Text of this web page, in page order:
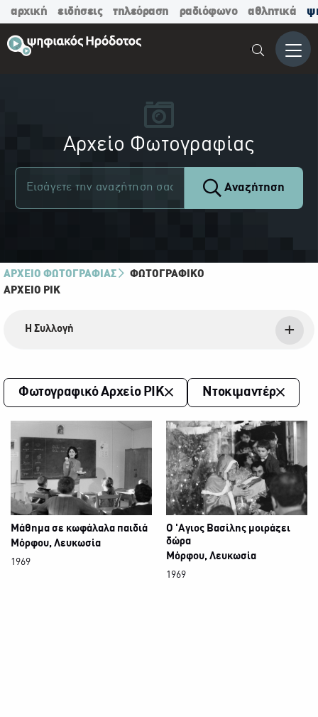
αρχική ειδήσεις τηλεόραση ραδιόφωνο αθλητικά
Μενού
Αρχείο Φωτογραφίας
Αναζήτηση
ΑΡΧΕΙΟ ΦΩΤΟΓΡΑΦΙΑΣ
ΦΩΤΟΓΡΑΦΙΚΌ
ΑΡΧΕΊΟ ΡΙΚ
Η Συλλογή
Φωτογραφικό Αρχείο ΡΙΚ Ντοκιμαντέρ
Μάθημα σε κωφάλαλα παιδιά
Μόρφου, Λευκωσία
1969
Ο 'Αγιος Βασίλης μοιράζει
δώρα
Μόρφου, Λευκωσία
1969